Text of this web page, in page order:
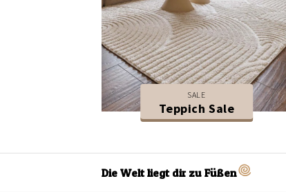
SALE
Teppich Sale
Die Welt liegt dir zu Füßen